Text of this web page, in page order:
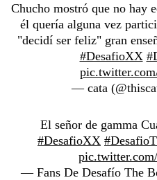
Chucho mostró que no hay
él quería alguna vez
"decidí ser feliz" gran
#DesafioXX
— cata
El señor de gamma
#DesafioXX
— Fans De Desafío The